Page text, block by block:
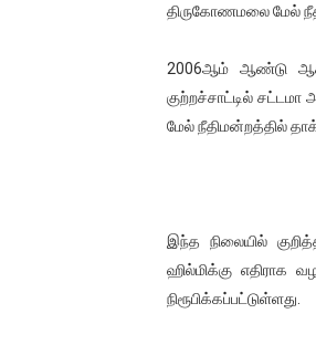
திருகோணமலை மேல்
2006ஆம் ஆண்டு
குற்றச்சாட்டில்
மேல் நீதிமன்றத்தில்
இந்த நிலையில்
ஹில்மிக்கு எதிராக
நிரூபிக்கப்பட்டுள்ளது.